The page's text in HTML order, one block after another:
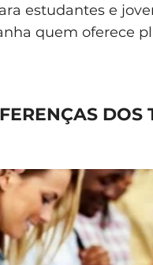
estudantes e
quem oferece
DOS